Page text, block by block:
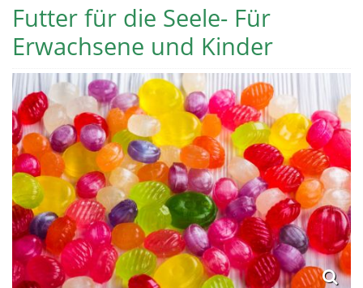
Futter für die Seele- Für
Erwachsene und Kinder